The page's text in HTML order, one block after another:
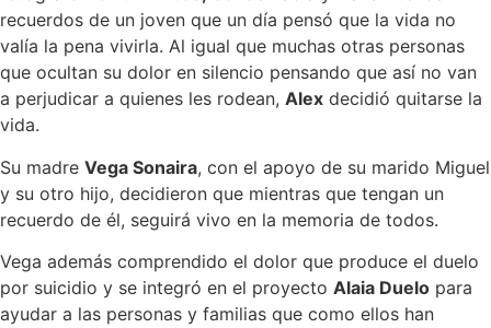
recuerdos de un joven que un día pensó que la vida no
valía la pena vivirla. Al igual que muchas otras personas
que ocultan su dolor en silencio pensando que así no van
a perjudicar a quienes les rodean, Alex decidió quitarse la
vida.
Su madre Vega Sonaira, con el apoyo de su marido Miguel
y su otro hijo, decidieron que mientras que tengan un
recuerdo de él, seguirá vivo en la memoria de todos.
Vega además comprendido el dolor que produce el duelo
por suicidio y se integró en el proyecto Alaia Duelo para
ayudar a las personas y familias que como ellos han